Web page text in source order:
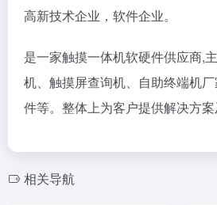
高新技术企业，软件企业。
是一家触摸一体机软硬件供应商,
机、触摸屏查询机、自助终端机
件等。整体上为客户提供解决方案
相关导航